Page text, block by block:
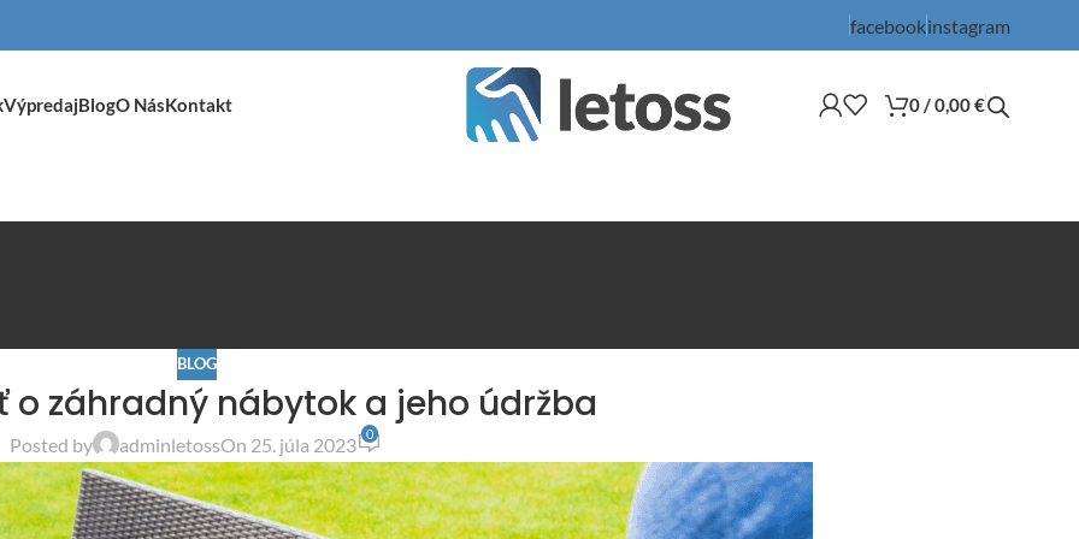
facebookinstagram
VýpredajBlogO NásKontakt 0 /0,00€
BLOG
o záhradný nábytok a jeho údržba
Posted by adminletossOn 25. júla 2023 0